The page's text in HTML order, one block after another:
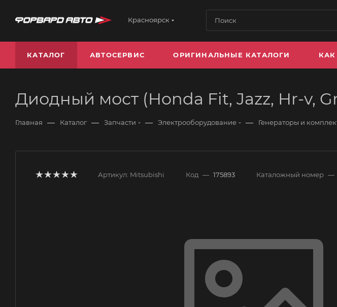
Красноярск
КАТАЛОГ АВТОСЕРВИС ОРИГИНАЛЬНЫЕ КАТАЛОГИ
Диодный мост (Honda Fit, Jazz, Hr-v,
Главная — Каталог — Запчасти — Электрооборудование — Генераторы и
Артикул: Mitsubishi Код — 175893 Каталожный номер —